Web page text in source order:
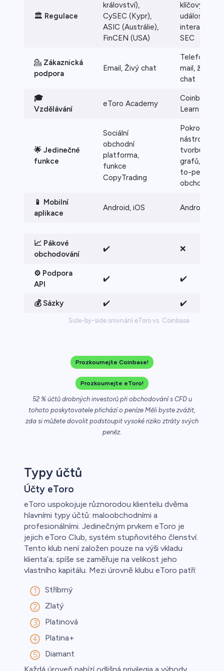
Side-by-side srovnání eToro vs. Coinbase
🏛️ Regulace
království),
CySEC (Kypr),
ASIC (Austrálie),
FinCEN (USA)
klíčových
událostí a
interakcí se
SEC
💁 Zákaznická
podpora
Email, Živý chat
Telefon, e-
mail, živý
chat
🎓
Vzdělávání
eToro Academy
Coinbase
Learn
🌟 Jedinečné
funkce
Sociální
obchodní
platforma,
funkce
CopyTrading
Pokročilé
nástroje pro
tvorbu
grafů, peer-
to-peer
obchodování
📱 Mobilní
aplikace
Android, iOS Android, iOS
📈 Pákové
obchodování
✔️ ❌
⚙️ Podpora
API
✔️ ✔️
💰 Sázky ✔️ ✔️
Prozkoumejte Coinbase!
Prozkoumejte eToro!
52 % účtů drobných investorů při obchodování s CFD u
tohoto poskytovatele přichází o peníze Měli byste zvážit,
zda si můžete dovolit podstoupit vysoké riziko ztráty svých
peněz.
Typy účtů
Účty eToro
eToro uspokojuje různorodou klientelu dvěma
hlavními typy účtů: maloobchodními a
profesionálními. Jedinečným prvkem eToro je
jejich eToro Club, systém stupňovitého členství.
Tento klub není založen pouze na výši vkladu
klienta’a; spíše se zaměřuje na velikost jeho
vlastního kapitálu. Mezi úrovně klubu eToro patří:
Stříbrný
Zlatý
Platinová
Platina+
Diamant